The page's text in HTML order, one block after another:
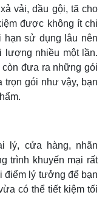
vải, dầu gội, tã cho
được không ít chi
sử dụng lâu nên
lượng nhiều một lần.
còn đưa ra những gói
trọn gói như vậy, bạn
lý, cửa hàng, nhãn
trình khuyến mại rất
điểm lý tưởng để bạn
có thể tiết kiệm tối